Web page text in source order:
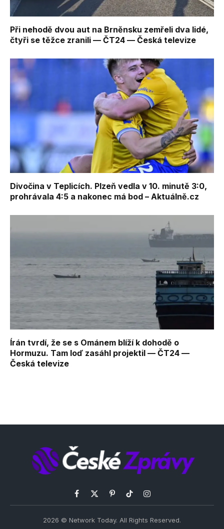
Při nehodě dvou aut na Brněnsku zemřeli dva lidé,
čtyři se těžce zranili — ČT24 — Česká televize
Divočina v Teplicích. Plzeň vedla v 10. minutě 3:0,
prohrávala 4:5 a nakonec má bod – Aktuálně.cz
Írán tvrdí, že se s Ománem blíží k dohodě o
Hormuzu. Tam loď zasáhl projektil — ČT24 —
Česká televize
Facebook
X
PinterestTikTokInstagram
2026 © Network Today. All Rights Reserved.